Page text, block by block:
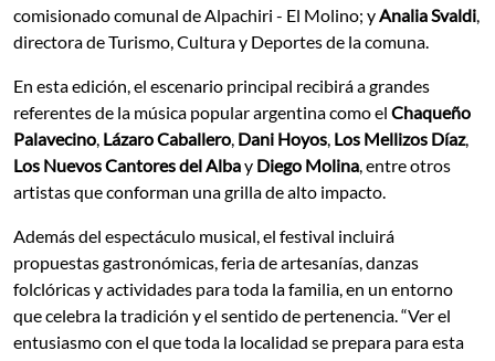
comisionado comunal de Alpachiri - El Molino; y Analia Svaldi
directora de Turismo, Cultura y Deportes de la comuna.
En esta edición, el escenario principal recibirá a grandes
referentes de la música popular argentina como el Chaqueño
Palavecino Lázaro Caballero Dani Hoyos Los Mellizos Díaz,
Los Nuevos Cantores del Albay Diego Molina , entre otros
artistas que conforman una grilla de alto impacto.
Además del espectáculo musical, el festival incluirá
propuestas gastronómicas, feria de artesanías, danzas
folclóricas y actividades para toda la familia, en un entorno
que celebra la tradición y el sentido de pertenencia. “Ver el
entusiasmo con el que toda la localidad se prepara para esta